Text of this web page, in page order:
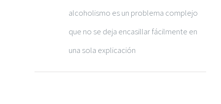
alcoholismo es un problema complejo
que no se deja encasillar fácilmente en
una sola explicación